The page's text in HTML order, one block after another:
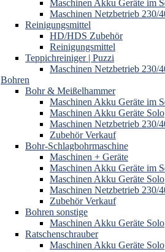
Maschinen Akku Geräte im
Maschinen Netzbetrieb 230/
Reinigungsmittel
HD/HDS Zubehör
Reinigungsmittel
Teppichreiniger | Puzzi
Maschinen Netzbetrieb 230/
Bohren
Bohr & Meißelhammer
Maschinen Akku Geräte im
Maschinen Akku Geräte Solo
Maschinen Netzbetrieb 230/
Zubehör Verkauf
Bohr-Schlagbohrmaschine
Maschinen + Geräte
Maschinen Akku Geräte im
Maschinen Akku Geräte Solo
Maschinen Netzbetrieb 230/
Zubehör Verkauf
Bohren sonstige
Maschinen Akku Geräte Solo
Ratschenschrauber
Maschinen Akku Geräte Solo